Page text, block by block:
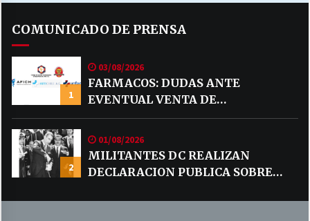
COMUNICADO DE PRENSA
1
03/08/2026
FARMACOS: DUDAS ANTE
EVENTUAL VENTA DE
MEDICAMENTOS POR MERCADO
LIBRE
2
01/08/2026
MILITANTES DC REALIZAN
DECLARACION PUBLICA SOBRE